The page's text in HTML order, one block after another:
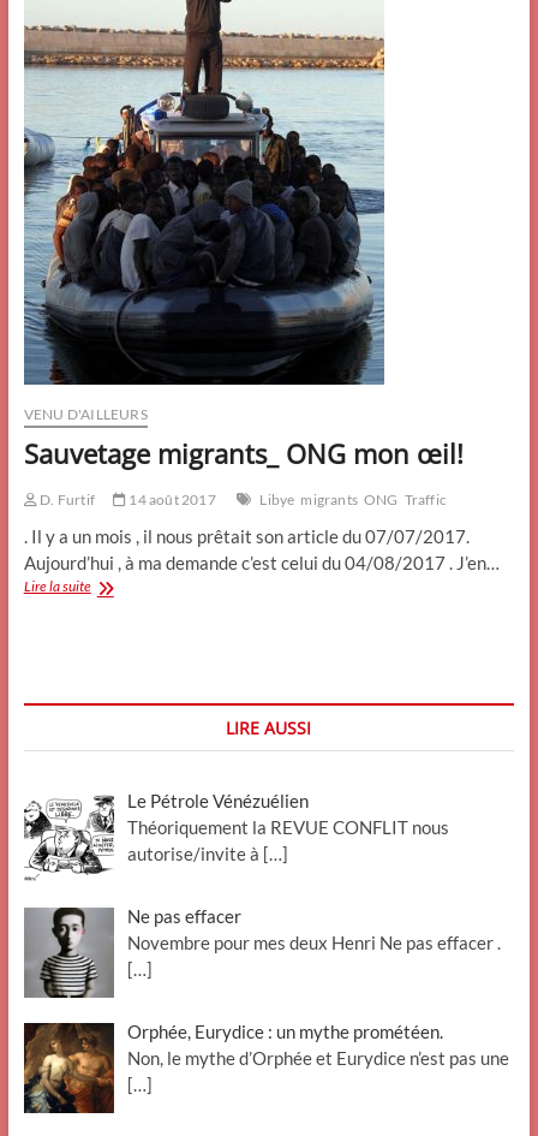
VENU D'AILLEURS
Sauvetage migrants_ ONG mon œil!
D. Furtif 14 août 2017 Libye migrants ONG Traffic
. Il y a un mois , il nous prêtait son article du 07/07/2017.
Aujourd’hui , à ma demande c’est celui du 04/08/2017 . J’en…
Lire la suiteSauvetage
LIRE AUSSI
Le Pétrole Vénézuélien
Théoriquement la REVUE CONFLIT nous
autorise/invite à […]
Ne pas effacer
Novembre pour mes deux Henri Ne pas effacer .
[…]
Orphée, Eurydice : un mythe prométéen.
Non, le mythe d’Orphée et Eurydice n’est pas une
[…]